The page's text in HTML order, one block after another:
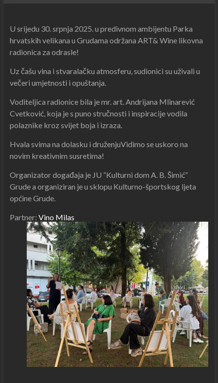
U srijedu 30. srpnja 2025. u predivnom ambijentu Parka
hrvatskih velikana u Grudama održana ART& Wine likovna
radionica za odrasle!
Uz čašu vina i stvaralačku atmosferu, sudionici su uživali u
večeri umjetnosti i opuštanja.
Voditeljica radionice bila je mr. art. Andrijana Mlinarević
Cvetković, koja je s puno stručnosti i inspiracije vodila
polaznike kroz svijet boja i izraza.
Hvala svima na dolasku i druženjuVidimo se uskoro na
novim kreativnim susretima!
Organizator događaja je JU “Kulturni dom A. B. Šimić”
Grude a organiziran je u sklopu Kulturno-športskog ljeta
općine Grude.
Partner: Vino Milas